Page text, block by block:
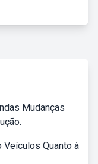
Mudanças
Veículos Quanto à